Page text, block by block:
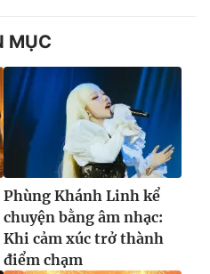
MỤC
Phùng Khánh Linh kể
chuyện bằng âm nhạc:
Khi cảm xúc trở thành
điểm chạm